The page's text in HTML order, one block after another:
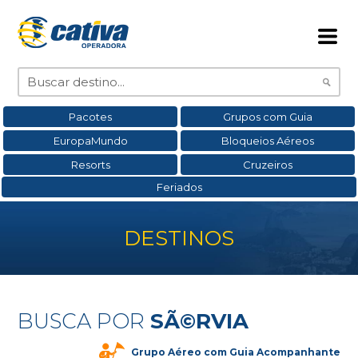
Pacotes
Grupos com Guia
EuropaMundo
Bloqueios Aéreos
Resorts
Cruzeiros
Feriados
DESTINOS
BUSCA PORSÃ©RVIA
Grupo Aéreo com Guia Acompanhante